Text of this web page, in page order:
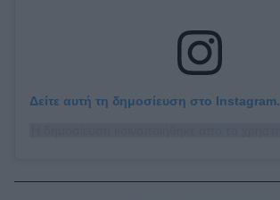
Δείτε αυτή τη δημοσίευση στο Instagram.